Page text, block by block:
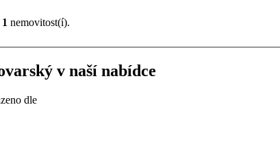
1 nemovitost(í).
v naší nabídce
dle